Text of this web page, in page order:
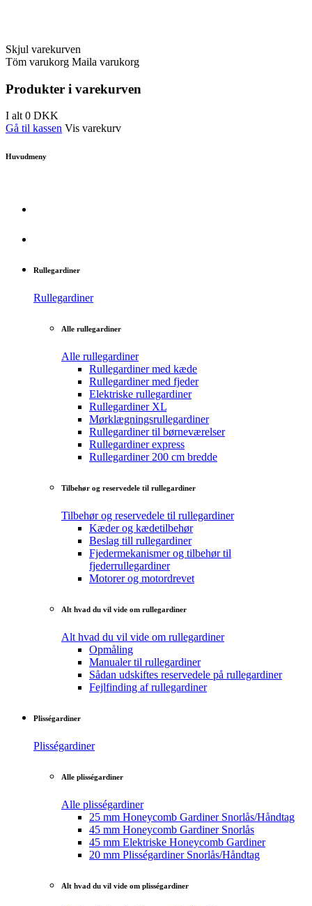
Skjul varekurven
Töm varukorg Maila varukorg
Produkter i varekurven
I alt0 DKK
Gå til kassen Vis varekurv
Huvudmeny
Rullegardiner
Rullegardiner
Alle rullegardiner
Alle rullegardiner
Rullegardiner med kæde
Rullegardiner med fjeder
Elektriske rullegardiner
Rullegardiner XL
Mørklægningsrullegardiner
Rullegardiner til børneværelser
Rullegardiner express
Rullegardiner 200 cm bredde
Tilbehør og reservedele til rullegardiner
Tilbehør og reservedele til rullegardiner
Kæder og kædetilbehør
Beslag till rullegardiner
Fjedermekanismer og tilbehør til
fjederrullegardiner
Motorer og motordrevet
Alt hvad du vil vide om rullegardiner
Alt hvad du vil vide om rullegardiner
Opmåling
Manualer til rullegardiner
Sådan udskiftes reservedele på rullegardiner
Fejlfinding af rullegardiner
Plisségardiner
Plisségardiner
Alle plisségardiner
Alle plisségardiner
25 mm Honeycomb Gardiner Snorlås/Håndtag
45 mm Honeycomb Gardiner Snorlås
45 mm Elektriske Honeycomb Gardiner
20 mm Plisségardiner Snorlås/Håndtag
Alt hvad du vil vide om plisségardiner